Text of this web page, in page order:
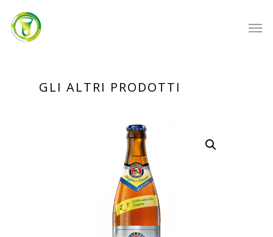
GLI ALTRI PRODOTTI